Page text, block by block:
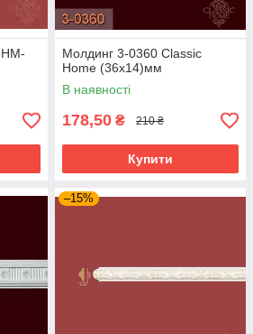
Молдинг 3-0360 Classic
Home (36x14)мм
В наявності
178,50 ₴ 210 ₴
Купити
–15%